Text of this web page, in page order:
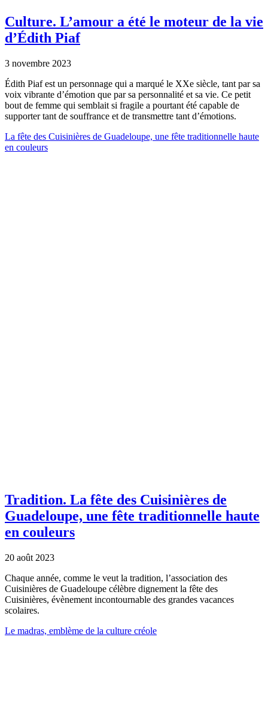
Culture. L’amour a été le moteur de la vie
d’Édith Piaf
3 novembre 2023
Édith Piaf est un personnage qui a marqué le XXe siècle, tant par sa
voix vibrante d’émotion que par sa personnalité et sa vie. Ce petit
bout de femme qui semblait si fragile a pourtant été capable de
supporter tant de souffrance et de transmettre tant d’émotions.
La fête des Cuisinières de Guadeloupe, une fête traditionnelle haute
en couleurs
Tradition. La fête des Cuisinières de
Guadeloupe, une fête traditionnelle haute
en couleurs
20 août 2023
Chaque année, comme le veut la tradition, l’association des
Cuisinières de Guadeloupe célèbre dignement la fête des
Cuisinières, évènement incontournable des grandes vacances
scolaires.
Le madras, emblème de la culture créole